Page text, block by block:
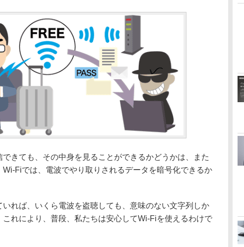
きても、その中身を見ることができるかどうかは、また
Wi-Fiでは、電波でやり取りされるデータを暗号化できるか
れば、いくら電波を盗聴しても、意味のない文字列しか
これにより、普段、私たちは安心してWi-Fiを使えるわけで